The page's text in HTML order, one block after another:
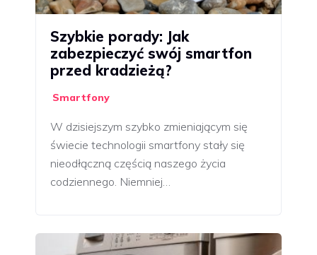
Szybkie porady: Jak
zabezpieczyć swój smartfon
przed kradzieżą?
Smartfony
W dzisiejszym szybko zmieniającym się
świecie technologii smartfony stały się
nieodłączną częścią naszego życia
codziennego. Niemniej…